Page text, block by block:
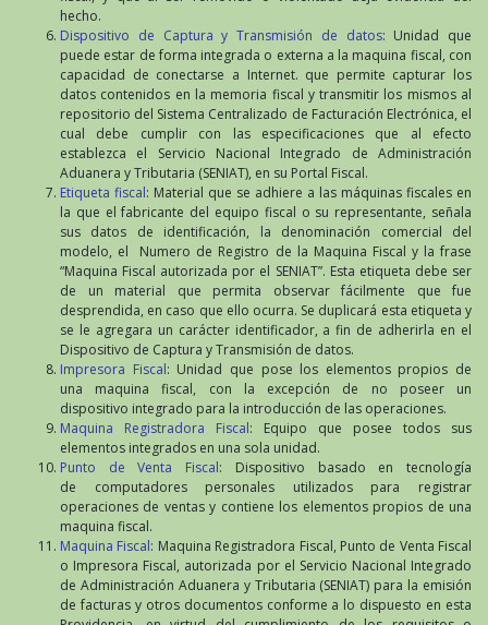
hecho.
Dispositivo de Captura y Transmisión de datos: Unidad que
puede estar de forma integrada o externa a la maquina fiscal, con
capacidad de conectarse a Internet. que permite capturar los
datos contenidos en la memoria fiscal y transmitir los mismos al
repositorio del Sistema Centralizado de Facturación Electrónica, el
cual debe cumplir con las especificaciones que al efecto
establezca el Servicio Nacional Integrado de Administración
Aduanera y Tributaria (SENIAT), en su Portal Fiscal.
Etiqueta fiscal: Material que se adhiere a las máquinas fiscales en
la que el fabricante del equipo fiscal o su representante, señala
sus datos de identificación, la denominación comercial del
modelo, el Numero de Registro de la Maquina Fiscal y la frase
“Maquina Fiscal autorizada por el SENIAT”. Esta etiqueta debe ser
de un material que permita observar fácilmente que fue
desprendida, en caso que ello ocurra. Se duplicará esta etiqueta y
se le agregara un carácter identificador, a fin de adherirla en el
Dispositivo de Captura y Transmisión de datos.
Impresora Fiscal: Unidad que pose los elementos propios de
una maquina fiscal, con la excepción de no poseer un
dispositivo integrado para la introducción de las operaciones.
Maquina Registradora Fiscal: Equipo que posee todos sus
elementos integrados en una sola unidad.
Punto de Venta Fiscal: Dispositivo basado en tecnología
de computadores personales utilizados para registrar
operaciones de ventas y contiene los elementos propios de una
maquina fiscal.
Maquina Fiscal: Maquina Registradora Fiscal, Punto de Venta Fiscal
o Impresora Fiscal, autorizada por el Servicio Nacional Integrado
de Administración Aduanera y Tributaria (SENIAT) para la emisión
de facturas y otros documentos conforme a lo dispuesto en esta